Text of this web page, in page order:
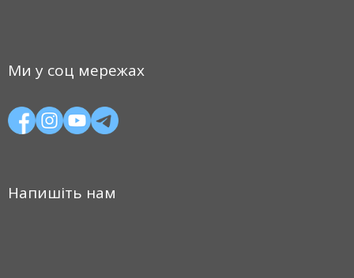
Ми у соц мережах
Напишіть нам